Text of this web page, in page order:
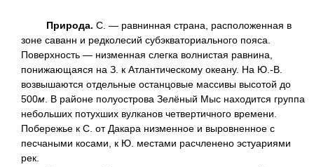
Природа. С. — равнинная страна, расположенная в
зоне саванн и редколесий субэкваториального пояса.
Поверхность — низменная слегка волнистая равнина,
понижающаяся на З. к Атлантическому океану. На Ю.-В.
возвышаются отдельные останцовые массивы высотой до
500м. В районе полуострова Зелёный Мыс находится группа
небольших потухших вулканов четвертичного времени.
Побережье к С. от Дакара низменное и выровненное с
песчаными косами, к Ю. местами расчленено эстуариями
рек.